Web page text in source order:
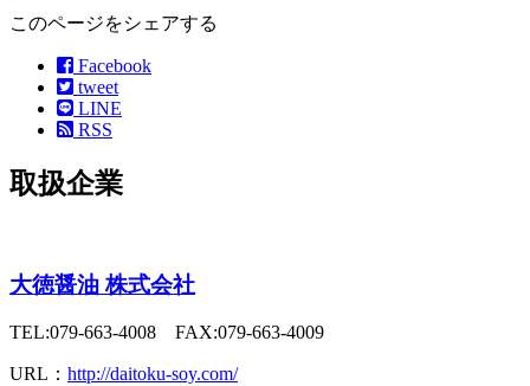
このページをシェアする
Facebook
tweet
LINE
RSS
取扱企業
大徳醤油 株式会社
TEL:079-663-4008 FAX:079-663-4009
URL： http://daitoku-soy.com/